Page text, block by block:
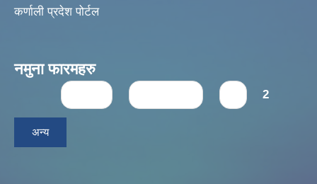
कर्णाली प्रदेश पोर्टल
नमुना फारमहरु
Pages 2
अन्य